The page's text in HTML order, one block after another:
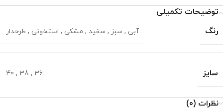
توضیحات تکمیلی
رنگ
آبی , سبز , سفید , مشکی , استخونی , طرحدار
سایز 36
,
38
,
40
نظرات (0)